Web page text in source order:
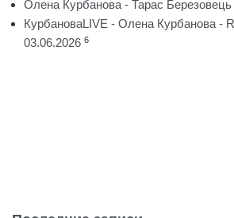
Олена Курбанова - Тарас Березовець
КурбановаLIVE - Олена Курбанова -
03.06.2026 6